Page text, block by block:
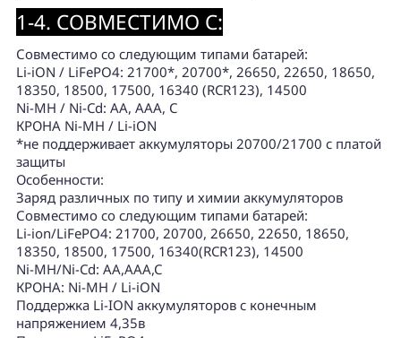
1-4. СОВМЕСТИМО С:
Совместимо со следующим типами батарей:
Li-iON / LiFePO4: 21700*, 20700*, 26650, 22650, 18650,
18350, 18500, 17500, 16340 (RCR123), 14500
Ni-MH / Ni-Cd: AA, AAA, C
КРОНА Ni-MH / Li-iON
*не поддерживает аккумуляторы 20700/21700 с платой
защиты
Особенности:
Заряд различных по типу и химии аккумуляторов
Совместимо со следующим типами батарей:
Li-ion/LiFePO4: 21700, 20700, 26650, 22650, 18650,
18350, 18500, 17500, 16340(RCR123), 14500
Ni-MH/Ni-Cd: AA,AAA,C
КРОНА: Ni-MH / Li-iON
Поддержка Li-ION аккумуляторов с конечным
напряжением 4,35в